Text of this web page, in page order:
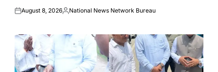
Posted
August 8, 2026Posted
National News Network Bureau